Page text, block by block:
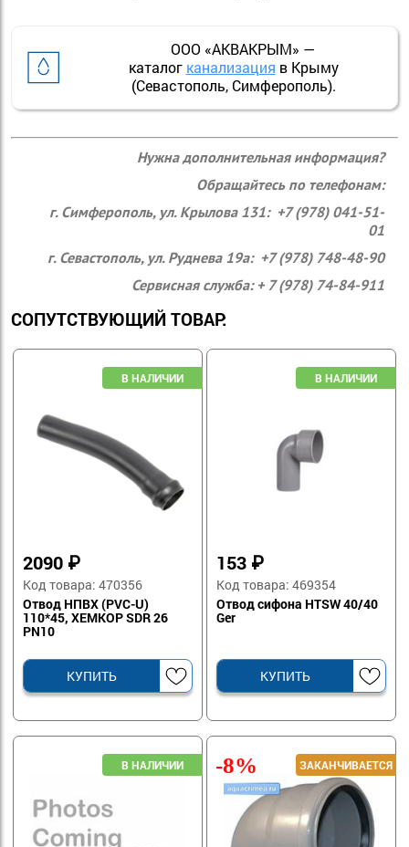
ООО «АКВАКРЫМ» —
каталог канализация в Крыму
(Севастополь, Симферополь).
Нужна дополнительная информация?
Обращайтесь по телефонам:
г. Симферополь, ул. Крылова 131: +7 (978) 041-51-
01
г. Севастополь, ул. Руднева 19а: +7 (978) 748-48-90
Сервисная служба: + 7 (978) 74-84-911
СОПУТСТВУЮЩИЙ ТОВАР:
2090 ₽
Код товара: 470356
Отвод НПВХ (PVC-U)
110*45, ХЕМКОР SDR 26
PN10
КУПИТЬ
153 ₽
Код товара: 469354
Отвод сифона HTSW 40/40
Ger
КУПИТЬ
-8%